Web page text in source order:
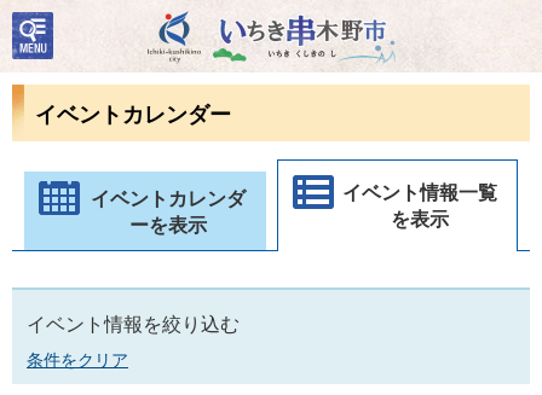
いちき串木野市
検
索・
共通
ューイベントカレンダー
イベントカレンダ
ーを表示
イベント情報一覧
を表示
イベント情報を絞り込む
条件をクリア